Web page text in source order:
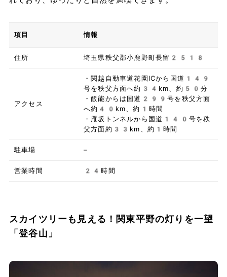
項目 情報
住所 埼玉県秩父郡小鹿野町長留2518
アクセス
・関越自動車道花園ICから国道149
号を秩父方面へ約34km、約50分
・飯能からは国道299号を秩父方面
へ約40km、約1時間
・雁坂トンネルから国道140号を秩
父方面約33km、約1時間
駐車場 –
営業時間 24時間
スカイツリーも見える！関東平野の灯りを一望
「登谷山」